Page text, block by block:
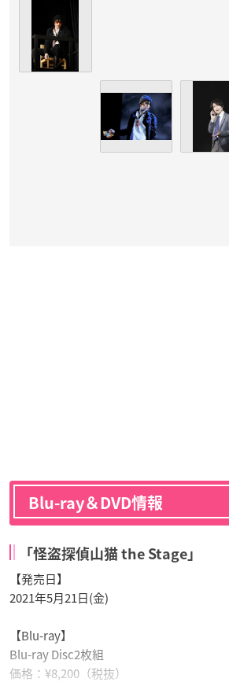
Blu-ray＆DVD情報
「怪盗探偵山猫 the Stage」
【発売日】
2021年5月21日(金)
【Blu-ray】
Blu-ray Disc2枚組
価格：¥8,200（税抜）